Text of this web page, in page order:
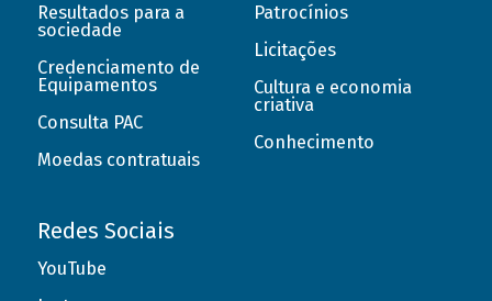
Resultados para a
sociedade
Credenciamento de
Equipamentos
Consulta PAC
Moedas contratuais
Patrocínios
Licitações
Cultura e economia
criativa
Conhecimento
Redes Sociais
YouTube